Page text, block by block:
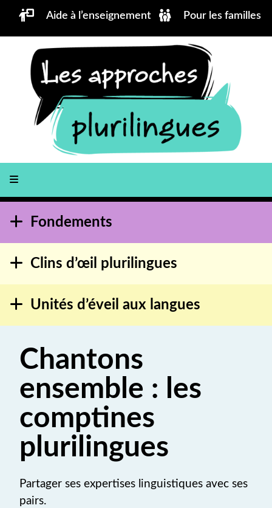
Aller au contenu principal
Aide à l’enseignement Pour les familles
Fondements
Clins d’œil plurilingues
Unités d’éveil aux langues
Chantons
ensemble : les
comptines
plurilingues
Partager ses expertises linguistiques avec ses
pairs.